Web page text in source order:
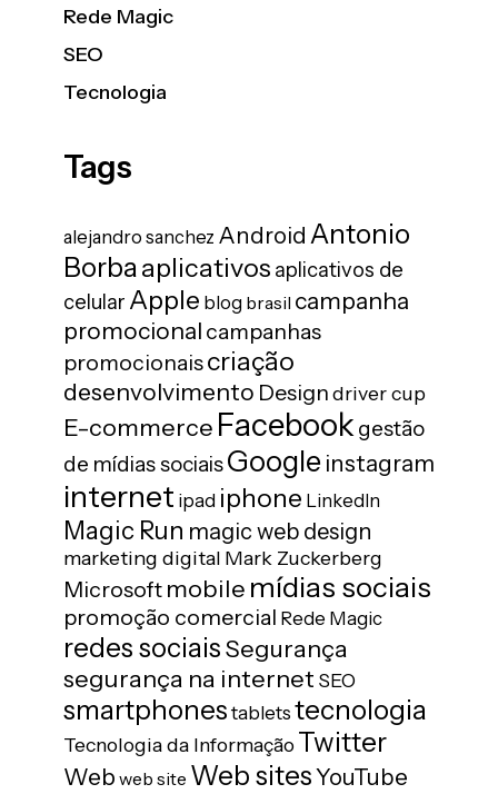
Rede Magic
SEO
Tecnologia
Tags
alejandro sanchez Android Antonio
Borbaaplicativos aplicativos de
celular Apple blog brasil campanha
promocional campanhas
promocionaiscriação
desenvolvimento Designdriver cup
E-commerce Facebookgestão
de mídias sociaisGoogle instagram
internet ipad iphone LinkedIn
Magic Run magic web design
marketing digital Mark Zuckerberg
Microsoft mobile mídias sociais
promoção comercial Rede Magic
redes sociaisSegurança
segurança na internet SEO
smartphones tablets tecnologia
Tecnologia da Informação Twitter
Web web site Web sitesYouTube